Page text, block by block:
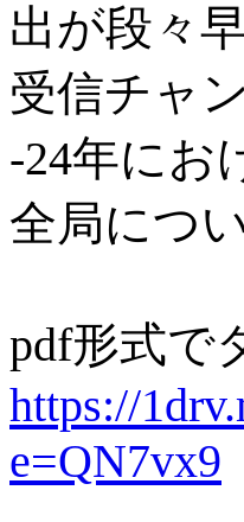
出が段々
受信チャ
-24年にお
全局につ
pdf形式で
https://
e=QN7vx9